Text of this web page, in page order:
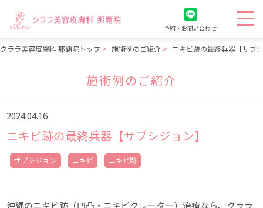
予約・お問い合わせ
クララ美容皮膚科 那覇院トップ 施術例のご紹介 ニキビ跡の最終兵器【サブ
施術例のご紹介
2024.04.16
ニキビ跡の最終兵器【サブシジョン】
サブシジョン ニキビ ニキビ跡
沖縄のニキビ跡（凹凸・ニキビクレーター）治療なら、クララ